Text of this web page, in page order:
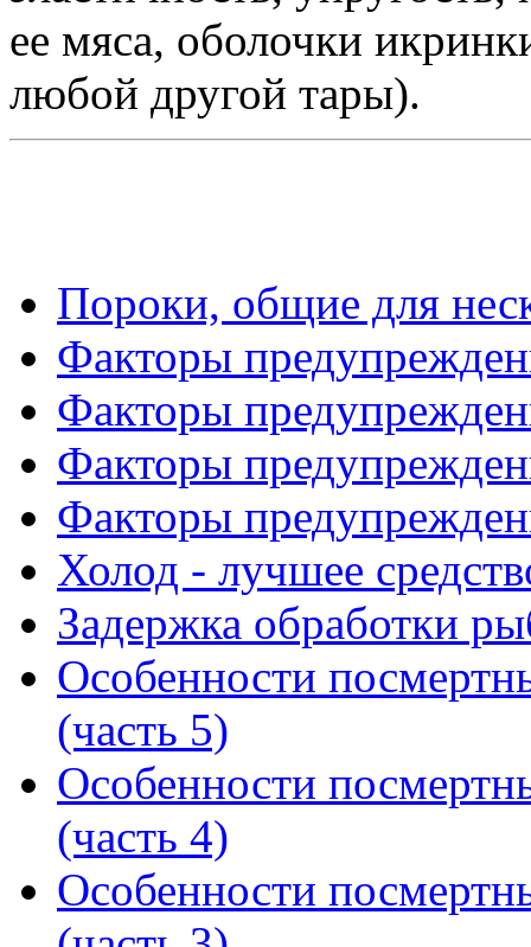
ее мяса, оболочки
любой другой тары).
Пороки, общие для
Факторы
Факторы
Факторы
Факторы
Холод - лучшее
Задержка обработки
Особенности
(часть 5)
Особенности
(часть 4)
Особенности